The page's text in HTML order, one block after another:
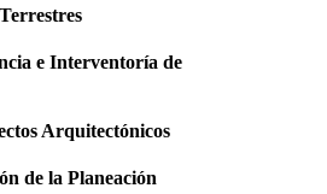
e Interventoría de
Arquitectónicos
de la Planeación